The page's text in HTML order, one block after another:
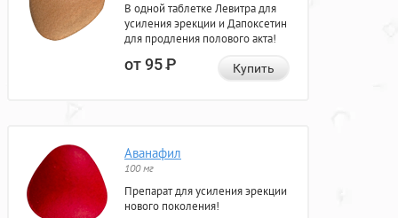
В одной таблетке Левитра для
усиления эрекции и Дапоксетин
для продления полового акта!
от 95Р Купить
Аванафил
100 мг
Препарат для усиления эрекции
нового поколения!